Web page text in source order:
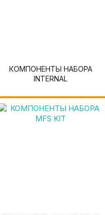
КОМПОНЕНТЫ НАБОРА
INTERNAL